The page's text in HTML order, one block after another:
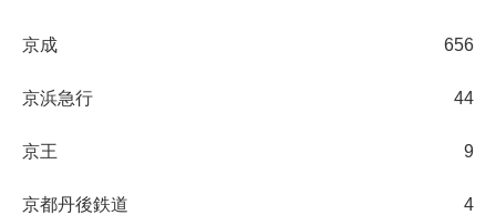
京成 656
京浜急行 44
京王 9
京都丹後鉄道 4